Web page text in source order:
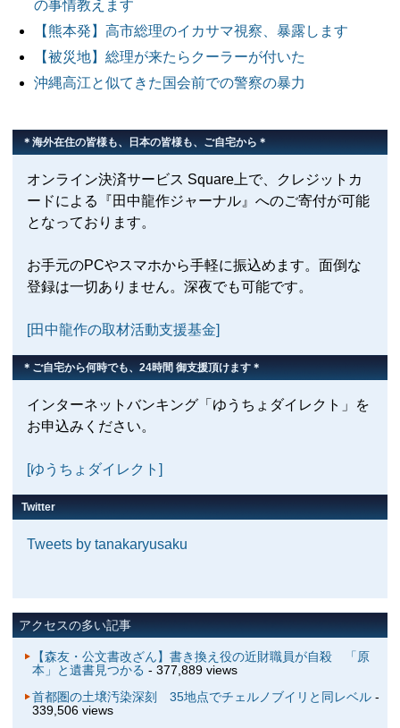
の事情教えます
【熊本発】高市総理のイカサマ視察、暴露します
【被災地】総理が来たらクーラーが付いた
沖縄高江と似てきた国会前での警察の暴力
＊海外在住の皆様も、日本の皆様も、ご自宅から＊
オンライン決済サービス Square上で、クレジットカ
ードによる『田中龍作ジャーナル』へのご寄付が可能
となっております。
お手元のPCやスマホから手軽に振込めます。面倒な
登録は一切ありません。深夜でも可能です。
[田中龍作の取材活動支援基金]
＊ご自宅から何時でも、24時間 御支援頂けます＊
インターネットバンキング「ゆうちょダイレクト」を
お申込みください。
[ゆうちょダイレクト]
Twitter
Tweets by tanakaryusaku
アクセスの多い記事
【森友・公文書改ざん】書き換え役の近財職員が自殺 「原
本」と遺書見つかる - 377,889 views
首都圏の土壌汚染深刻 35地点でチェルノブイリと同レベル-
339,506 views